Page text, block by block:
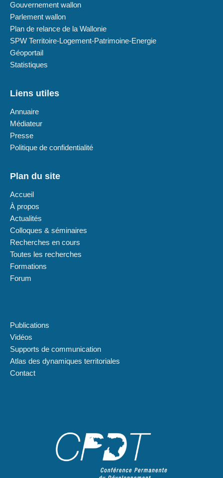
Gouvernement wallon
Parlement wallon
Plan de relance de la Wallonie
SPW Territoire-Logement-Patrimoine-Energie
Géoportail
Statistiques
Liens utiles
Annuaire
Médiateur
Presse
Politique de confidentialité
Plan du site
Accueil
À propos
Actualités
Colloques & séminaires
Recherches en cours
Toutes les recherches
Formations
Forum
Publications
Vidéos
Supports de communication
Atlas des dynamiques territoriales
Contact